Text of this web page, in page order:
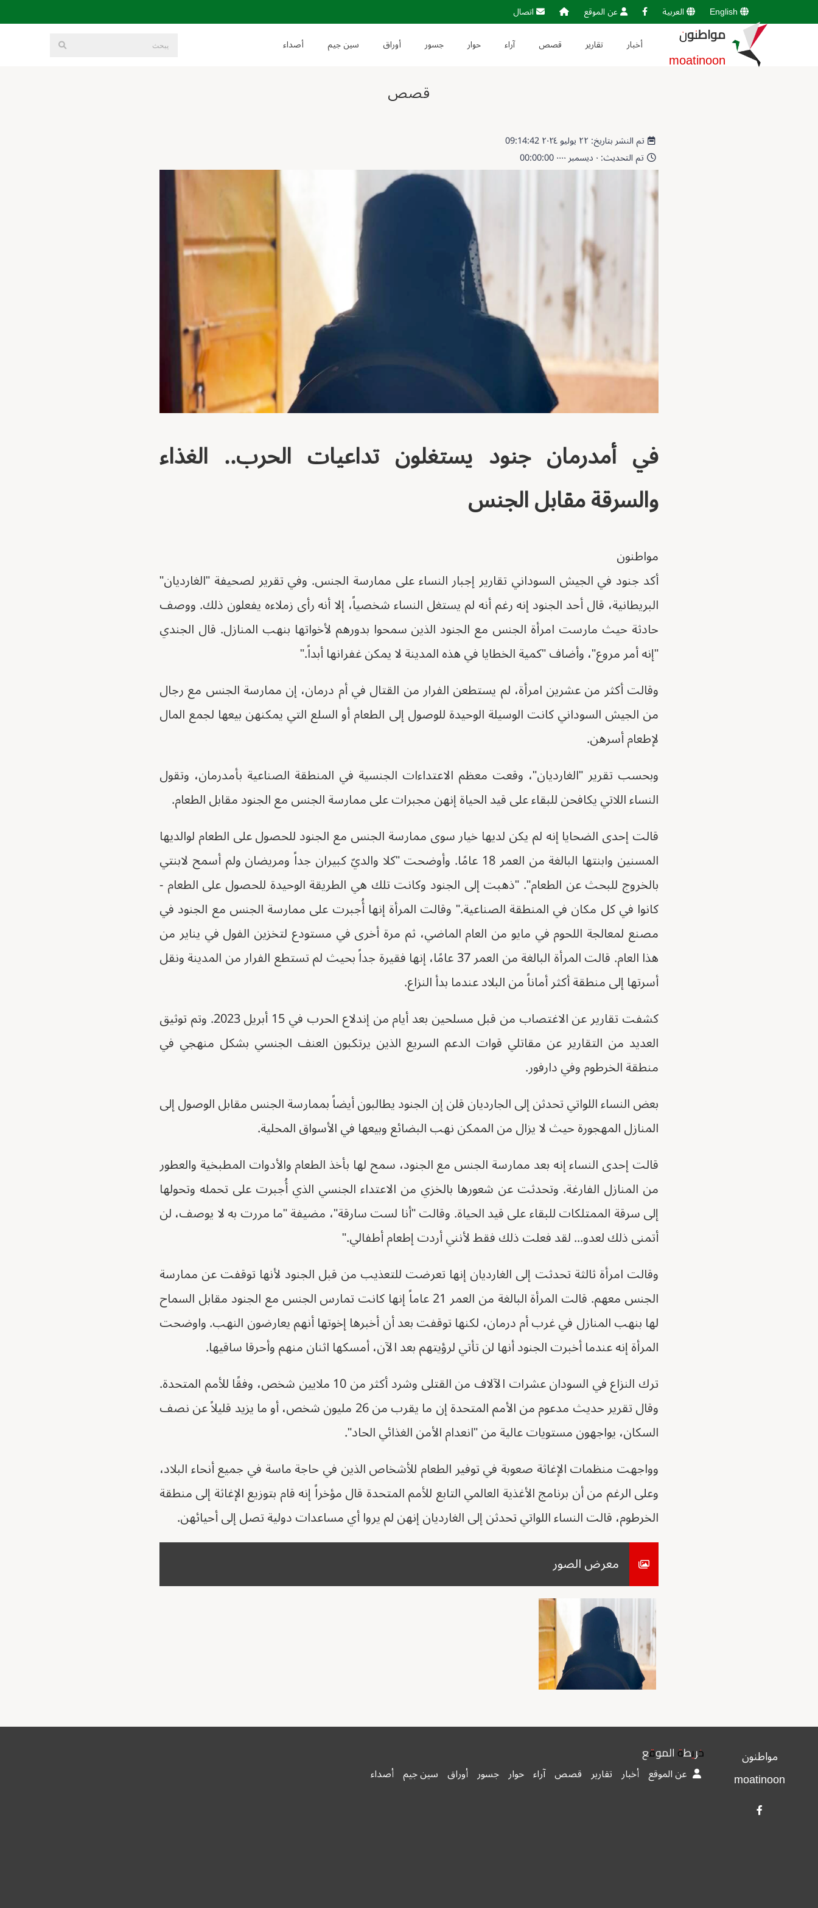
English العربية عن الموقع اتصال
مواطنون
moatinoon
أخبار تقارير قصص آراء حوار جسور أوراق سين جيم أصداء
قصص
تم النشر بتاريخ: ٢٢ يوليو ٢٠٢٤ 09:14:42
تم التحديث: ٠ ديسمبر ٠٠٠٠ 00:00:00
في أمدرمان جنود يستغلون تداعيات الحرب.. الغذاء
والسرقة مقابل الجنس
مواطنون
أكد جنود في الجيش السوداني تقارير إجبار النساء على ممارسة الجنس. وفي تقرير لصحيفة "الغارديان"
البريطانية، قال أحد الجنود إنه رغم أنه لم يستغل النساء شخصياً، إلا أنه رأى زملاءه يفعلون ذلك. ووصف
حادثة حيث مارست امرأة الجنس مع الجنود الذين سمحوا بدورهم لأخواتها بنهب المنازل. قال الجندي
"إنه أمر مروع"، وأضاف "كمية الخطايا في هذه المدينة لا يمكن غفرانها أبداً."
وقالت أكثر من عشرين امرأة، لم يستطعن الفرار من القتال في أم درمان، إن ممارسة الجنس مع رجال
من الجيش السوداني كانت الوسيلة الوحيدة للوصول إلى الطعام أو السلع التي يمكنهن بيعها لجمع المال
لإطعام أسرهن.
وبحسب تقرير "الغارديان"، وقعت معظم الاعتداءات الجنسية في المنطقة الصناعية بأمدرمان، وتقول
النساء اللاتي يكافحن للبقاء على قيد الحياة إنهن مجبرات على ممارسة الجنس مع الجنود مقابل الطعام.
قالت إحدى الضحايا إنه لم يكن لديها خيار سوى ممارسة الجنس مع الجنود للحصول على الطعام لوالديها
المسنين وابنتها البالغة من العمر 18 عامًا. وأوضحت "كلا والديّ كبيران جداً ومريضان ولم أسمح لابنتي
بالخروج للبحث عن الطعام". "ذهبت إلى الجنود وكانت تلك هي الطريقة الوحيدة للحصول على الطعام -
كانوا في كل مكان في المنطقة الصناعية." وقالت المرأة إنها أُجبرت على ممارسة الجنس مع الجنود في
مصنع لمعالجة اللحوم في مايو من العام الماضي، ثم مرة أخرى في مستودع لتخزين الفول في يناير من
هذا العام. قالت المرأة البالغة من العمر 37 عامًا، إنها فقيرة جداً بحيث لم تستطع الفرار من المدينة ونقل
أسرتها إلى منطقة أكثر أماناً من البلاد عندما بدأ النزاع.
كشفت تقارير عن الاغتصاب من قبل مسلحين بعد أيام من إندلاع الحرب في 15 أبريل 2023. وتم توثيق
العديد من التقارير عن مقاتلي قوات الدعم السريع الذين يرتكبون العنف الجنسي بشكل منهجي في
منطقة الخرطوم وفي دارفور.
بعض النساء اللواتي تحدثن إلى الجارديان قلن إن الجنود يطالبون أيضاً بممارسة الجنس مقابل الوصول إلى
المنازل المهجورة حيث لا يزال من الممكن نهب البضائع وبيعها في الأسواق المحلية.
قالت إحدى النساء إنه بعد ممارسة الجنس مع الجنود، سمح لها بأخذ الطعام والأدوات المطبخية والعطور
من المنازل الفارغة. وتحدثت عن شعورها بالخزي من الاعتداء الجنسي الذي أُجبرت على تحمله وتحولها
إلى سرقة الممتلكات للبقاء على قيد الحياة. وقالت "أنا لست سارقة"، مضيفة "ما مررت به لا يوصف، لن
أتمنى ذلك لعدو... لقد فعلت ذلك فقط لأنني أردت إطعام أطفالي."
وقالت امرأة ثالثة تحدثت إلى الغارديان إنها تعرضت للتعذيب من قبل الجنود لأنها توقفت عن ممارسة
الجنس معهم. قالت المرأة البالغة من العمر 21 عاماً إنها كانت تمارس الجنس مع الجنود مقابل السماح
لها بنهب المنازل في غرب أم درمان، لكنها توقفت بعد أن أخبرها إخوتها أنهم يعارضون النهب. واوضحت
المرأة إنه عندما أخبرت الجنود أنها لن تأتي لرؤيتهم بعد الآن، أمسكها اثنان منهم وأحرقا ساقيها.
ترك النزاع في السودان عشرات الآلاف من القتلى وشرد أكثر من 10 ملايين شخص، وفقًا للأمم المتحدة.
وقال تقرير حديث مدعوم من الأمم المتحدة إن ما يقرب من 26 مليون شخص، أو ما يزيد قليلاً عن نصف
السكان، يواجهون مستويات عالية من "انعدام الأمن الغذائي الحاد".
وواجهت منظمات الإغاثة صعوبة في توفير الطعام للأشخاص الذين في حاجة ماسة في جميع أنحاء البلاد،
وعلى الرغم من أن برنامج الأغذية العالمي التابع للأمم المتحدة قال مؤخراً إنه قام بتوزيع الإغاثة إلى منطقة
الخرطوم، قالت النساء اللواتي تحدثن إلى الغارديان إنهن لم يروا أي مساعدات دولية تصل إلى أحيائهن.
معرض الصور
مواطنون
moatinoon
خريطة الموقع
عن الموقع أخبار تقارير قصص آراء حوار جسور أوراق سين جيم أصداء